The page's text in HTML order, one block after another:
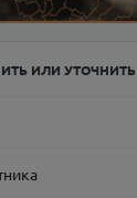
ИЛИ УТОЧНИТЬ